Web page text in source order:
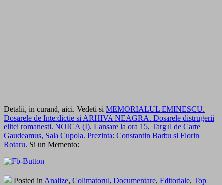
Detalii, in curand, aici. Vedeti si MEMORIALUL EMINESCU.
Dosarele de Interdictie si ARHIVA NEAGRA. Dosarele distrugerii
elitei romanesti. NOICA (I). Lansare la ora 15, Targul de Carte
Gaudeamus, Sala Cupola. Prezinta: Constantin Barbu si Florin
Rotaru. Si un Memento:
Posted in Analize, Colimatorul, Documentare, Editoriale, Top